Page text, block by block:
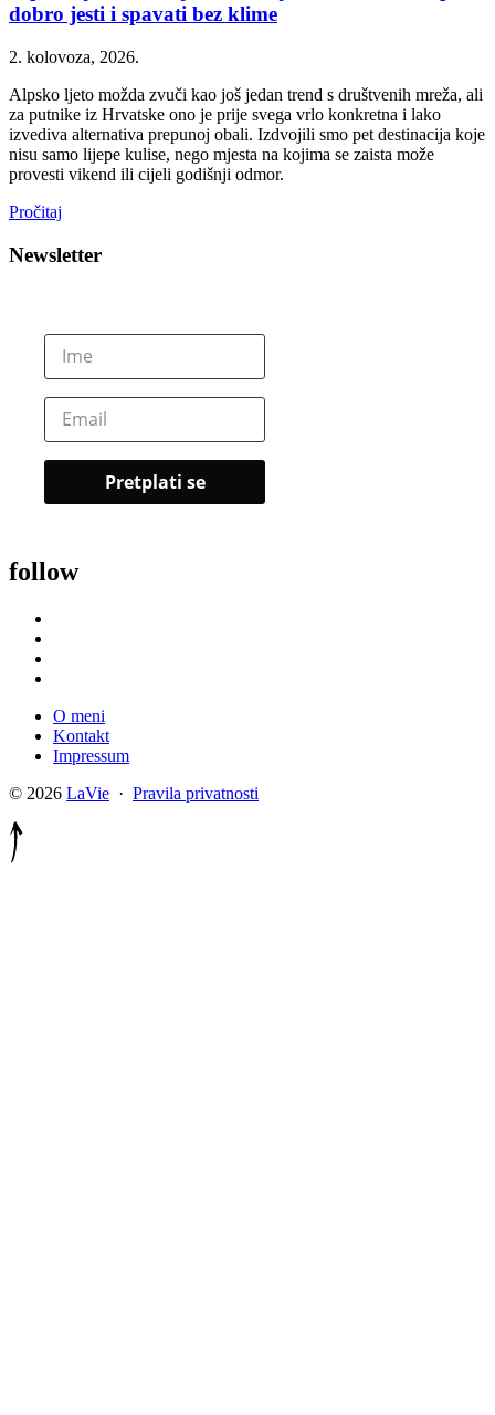
dobro jesti i spavati bez klime
2. kolovoza, 2026.
Alpsko ljeto možda zvuči kao još jedan trend s društvenih mreža, ali
za putnike iz Hrvatske ono je prije svega vrlo konkretna i lako
izvediva alternativa prepunoj obali. Izdvojili smo pet destinacija koje
nisu samo lijepe kulise, nego mjesta na kojima se zaista može
provesti vikend ili cijeli godišnji odmor.
Pročitaj
Newsletter
follow
O meni
Kontakt
Impressum
© 2026 LaVie · Pravila privatnosti